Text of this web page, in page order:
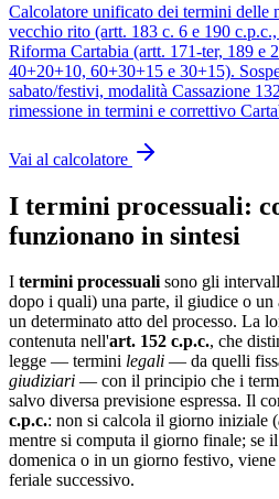
Calcolatore unificato dei termini delle
vecchio rito (artt. 183 c. 6 e 190
Riforma Cartabia (artt. 171-ter, 189 e
40+20+10, 60+30+15 e 30+15).
sabato/festivi, modalità Cassazione
rimessione in termini e correttivo
Vai al calcolatore
I termini processuali:
funzionano in sintesi
I termini processualisono gli
dopo i quali) una parte, il giudice o
un determinato atto del processo. La
contenuta nell'art. 152 c.p.c., che
legge — termini legali — da quelli
giudiziari — con il principio che i
salvo diversa previsione espressa. Il
c.p.c.: non si calcola il giorno iniziale (
mentre si computa il giorno finale; se
domenica o in un giorno festivo,
feriale successivo.